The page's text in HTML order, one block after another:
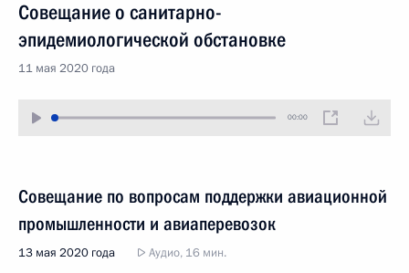
Совещание о санитарно-
эпидемиологической обстановке
11 мая 2020 года
00:00
Совещание по вопросам поддержки авиационной
промышленности и авиаперевозок
13 мая 2020 года Аудио, 16 мин.